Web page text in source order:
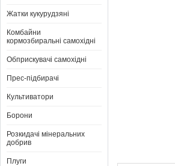
Жатки кукурудзяні
Комбайни
кормозбиральні самохідні
Обприскувачі самохідні
Прес-підбирачі
Культиватори
Борони
Розкидачі мінеральних
добрив
Плуги